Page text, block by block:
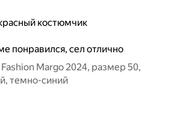
костюмчик
понравился, сел отлично
Margo 2024, размер 50,
темно-синий